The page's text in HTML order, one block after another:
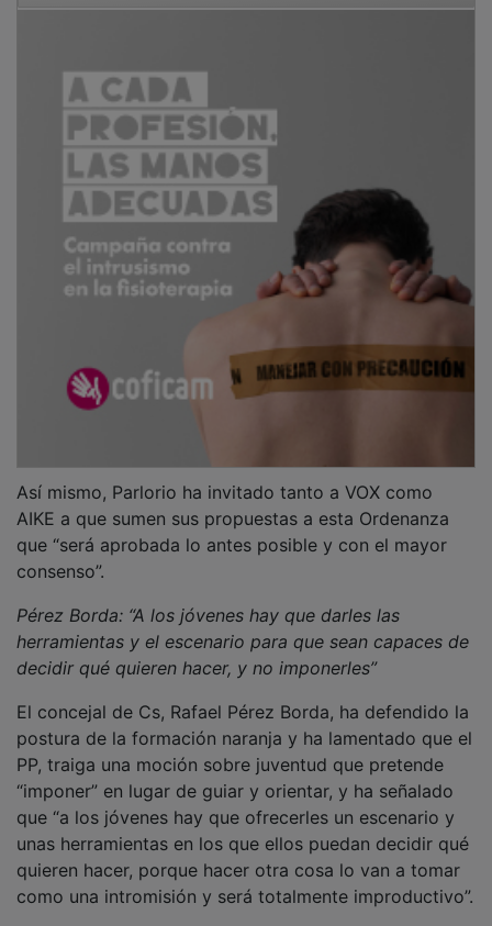
AIKE a que sumen sus propuestas a esta Ordenanza
que “será aprobada lo antes posible y con el mayor
consenso”.
herramientas y el escenario para que sean capaces de
decidir qué quieren hacer, y no imponerles”
postura de la formación naranja y ha lamentado que el
PP, traiga una moción sobre juventud que pretende
“imponer” en lugar de guiar y orientar, y ha señalado
que “a los jóvenes hay que ofrecerles un escenario y
unas herramientas en los que ellos puedan decidir qué
quieren hacer, porque hacer otra cosa lo van a tomar
como una intromisión y será totalmente improductivo”.